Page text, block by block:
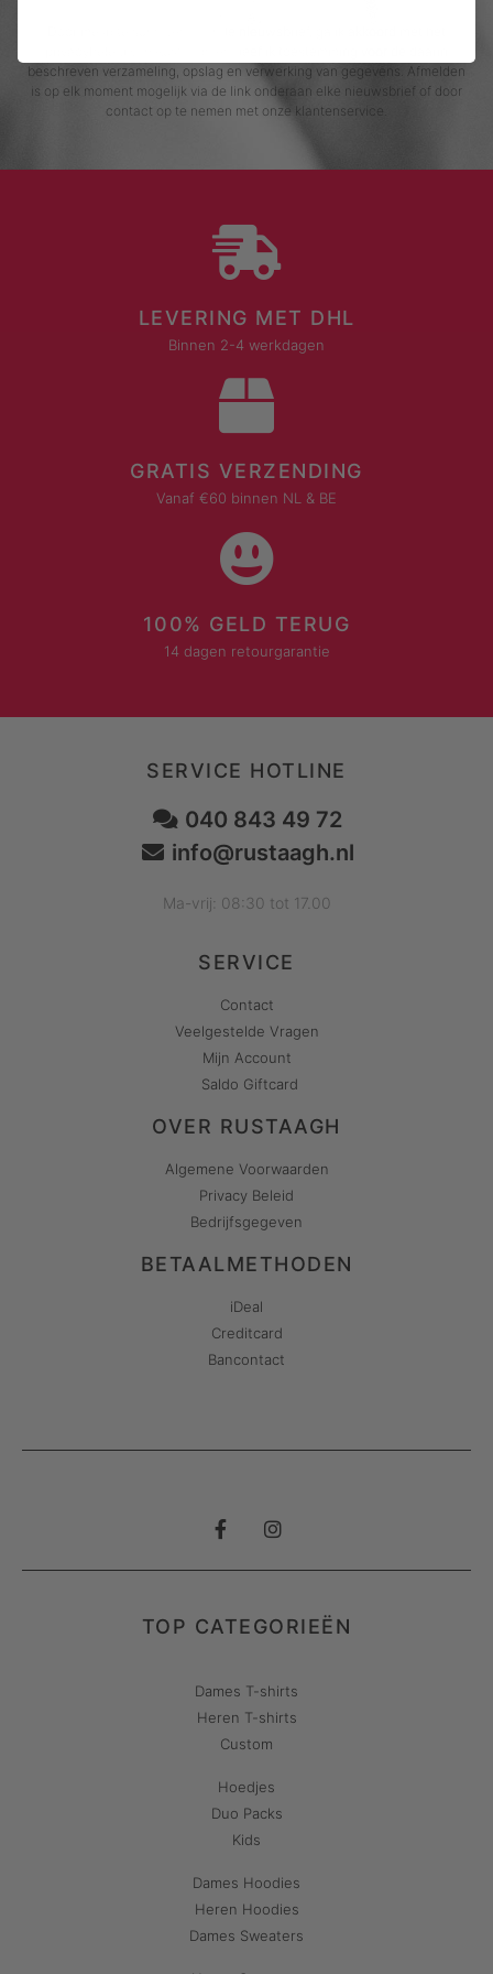
beschreven verzameling, opslag en verwerking van gegevens. Afmelden
is op elk moment mogelijk via de link onderaan elke nieuwsbrief of door
contact op te nemen met onze klantenservice.
LEVERING MET DHL
Binnen 2-4 werkdagen
GRATIS VERZENDING
Vanaf €60 binnen NL & BE
100% GELD TERUG
14 dagen retourgarantie
SERVICE HOTLINE
040 843 49 72
info@rustaagh.nl
Ma-vrij: 08:30 tot 17.00
SERVICE
Contact
Veelgestelde Vragen
Mijn Account
Saldo Giftcard
OVER RUSTAAGH
Algemene Voorwaarden
Privacy Beleid
Bedrijfsgegeven
BETAALMETHODEN
iDeal
Creditcard
Bancontact
TOP CATEGORIEËN
Dames T-shirts
Heren T-shirts
Custom
Hoedjes
Duo Packs
Kids
Dames Hoodies
Heren Hoodies
Dames Sweaters